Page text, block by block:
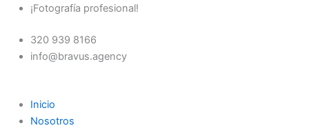
contenido
¡Fotografía profesional!
320 939 8166
info@bravus.agency
Inicio
Nosotros